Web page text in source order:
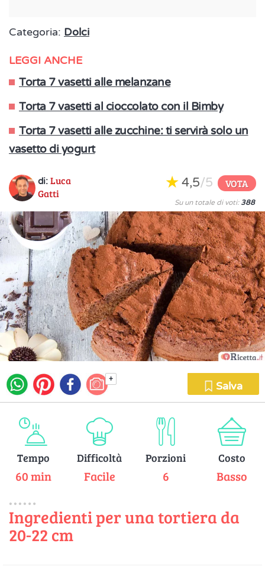
Categoria: Dolci
LEGGI ANCHE
Torta 7 vasetti alle melanzane
Torta 7 vasetti al cioccolato con il Bimby
Torta 7 vasetti alle zucchine: ti servirà solo un
vasetto di yogurt
di: Luca
Gatti
4,5/5 VOTA
Su un totale di voti: 388
+
Salva
Tempo
60 min
Difficoltà
Facile
Porzioni
6
Costo
Basso
Ingredienti per una tortiera da
20-22 cm